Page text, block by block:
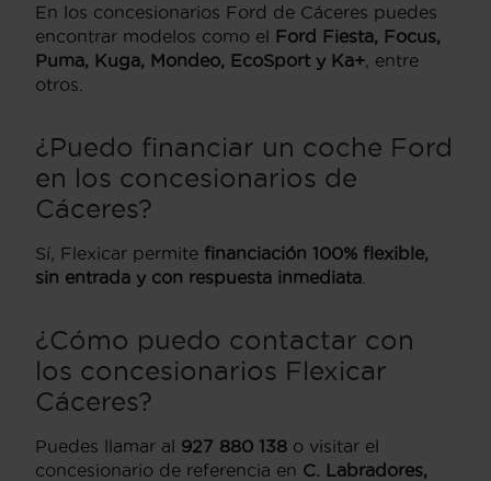
En los concesionarios Ford de Cáceres puedes
encontrar modelos como el Ford Fiesta, Focus,
Puma, Kuga, Mondeo, EcoSport y Ka+ , entre
otros.
¿Puedo financiar un coche Ford
en los concesionarios de
Cáceres?
Sí, Flexicar permite financiación 100% flexible,
sin entrada y con respuesta inmediata
¿Cómo puedo contactar con
los concesionarios Flexicar
Cáceres?
Puedes llamar al 927 880 138 o visitar el
concesionario de referencia en C. Labradores,